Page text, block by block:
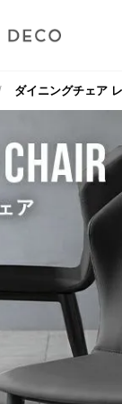
ダイニングチェア